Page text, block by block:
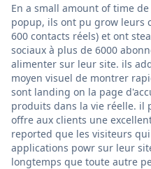
En a small amount of time
popup, ils ont pu grow leurs
600 contacts réels) et ont
sociaux à plus de 6000
alimenter sur leur site. ils
moyen visuel de montrer
sont landing on la page
produits dans la vie réelle. il
offre aux clients une
reported que les visiteurs
applications powr sur leur
longtemps que toute autre